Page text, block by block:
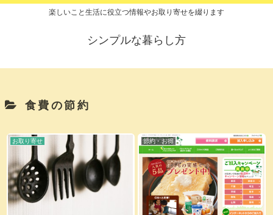
楽しいこと生活に役立つ情報やお取り寄せを綴ります
シンプルな暮らし方
食費の節約
お取り寄せ 節約・お得